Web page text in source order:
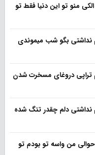
منو تو این دنیا فقط تو
نداشتی بگو شب میموندی
تراپی دروغای مسخرت شدن
نداشتی دلم چقدر تنگ شده
من واسه تو‌ بودم تو